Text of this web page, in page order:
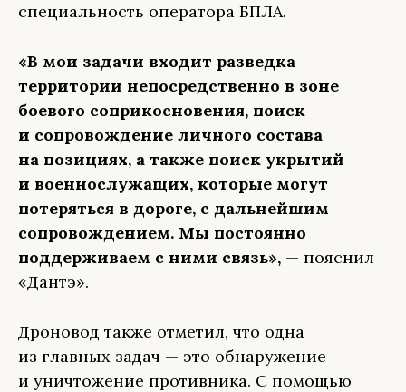
специальность оператора БПЛА.
«В мои задачи входит разведка
территории непосредственно в зоне
боевого соприкосновения, поиск
и сопровождение личного состава
на позициях, а также поиск укрытий
и военнослужащих, которые могут
потеряться в дороге, с дальнейшим
сопровождением. Мы постоянно
поддерживаем с ними связь», — пояснил
«Дантэ».
Дроновод также отметил, что одна
из главных задач — это обнаружение
и уничтожение противника. С помощью